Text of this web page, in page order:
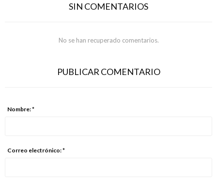
SIN COMENTARIOS
No se han recuperado comentarios.
PUBLICAR COMENTARIO
Nombre: *
Correo electrónico: *